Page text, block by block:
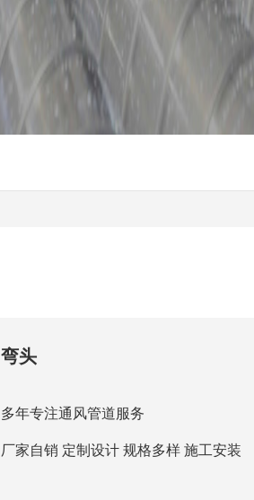
弯头
多年专注通风管道服务
厂家自销 定制设计 规格多样 施工安装